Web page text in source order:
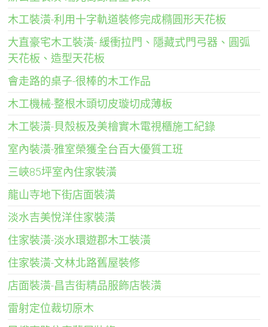
木工裝潢-利用十字軌道裝修完成橢圓形天花板
大直豪宅木工裝潢- 緩衝拉門、隱藏式門弓器、圓弧
天花板、造型天花板
會走路的桌子-很棒的木工作品
木工機械-整根木頭切皮璇切成薄板
木工裝潢-貝殼板及美檜實木電視櫃施工紀錄
室內裝潢-雅室榮獲全台百大優質工班
三峽85坪室內住家裝潢
龍山寺地下街店面裝潢
淡水吉美悅洋住家裝潢
住家裝潢-淡水環遊郡木工裝潢
住家裝潢-文林北路舊屋裝修
店面裝潢-昌吉街精品服飾店裝潢
雷射定位裁切原木